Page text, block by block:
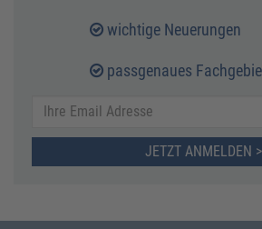
wichtige Neuerungen
passgenaues
JETZT ANMELDEN >